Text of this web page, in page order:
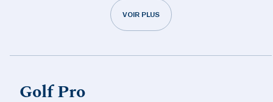
VOIR PLUS
Golf Pro